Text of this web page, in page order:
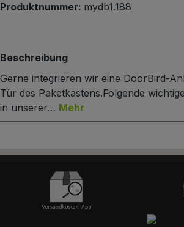
Produktnummer: mydb1.188
Beschreibung
Gerne integrieren wir eine DoorBird-
Tür des Paketkastens.Folgende
in unserer… Mehr